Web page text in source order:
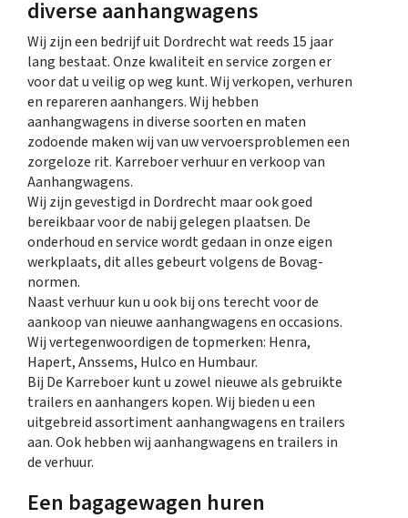
diverse aanhangwagens
Wij zijn een bedrijf uit Dordrecht wat reeds 15 jaar
lang bestaat. Onze kwaliteit en service zorgen er
voor dat u veilig op weg kunt. Wij verkopen, verhuren
en repareren aanhangers. Wij hebben
aanhangwagens in diverse soorten en maten
zodoende maken wij van uw vervoersproblemen een
zorgeloze rit. Karreboer verhuur en verkoop van
Aanhangwagens.
Wij zijn gevestigd in Dordrecht maar ook goed
bereikbaar voor de nabij gelegen plaatsen. De
onderhoud en service wordt gedaan in onze eigen
werkplaats, dit alles gebeurt volgens de Bovag-
normen.
Naast verhuur kun u ook bij ons terecht voor de
aankoop van nieuwe aanhangwagens en occasions.
Wij vertegenwoordigen de topmerken: Henra,
Hapert, Anssems, Hulco en Humbaur.
Bij De Karreboer kunt u zowel nieuwe als gebruikte
trailers en aanhangers kopen. Wij bieden u een
uitgebreid assortiment aanhangwagens en trailers
aan. Ook hebben wij aanhangwagens en trailers in
de verhuur.
Een bagagewagen huren